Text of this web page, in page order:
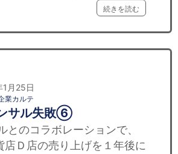
続きを読む
月25日
業カルテ
サル失敗⑥
のコラボレーションで、
店Ｄ店の売り上げを１年後に